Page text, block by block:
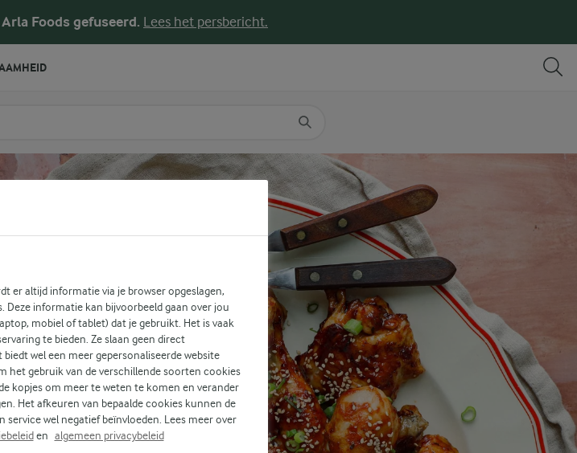
Foods gefuseerd. Lees het persbericht.
er altijd informatie via je browser opgeslagen,
Deze informatie kan bijvoorbeeld gaan over jou
mobiel of tablet) dat je gebruikt. Het is vaak
te bieden. Ze slaan geen direct
wel een meer gepersonaliseerde website
het gebruik van de verschillende soorten cookies
kopjes om meer te weten te komen en verander
Het afkeuren van bepaalde cookies kunnen de
service wel negatief beïnvloeden. Lees meer over
en algemeen privacybeleid